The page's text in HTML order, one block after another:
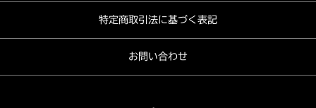
特定商取引法に基づく表記
お問い合わせ